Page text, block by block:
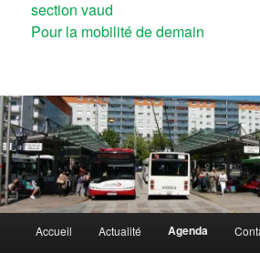
section vaud
principal
Accueil Actualité Agenda